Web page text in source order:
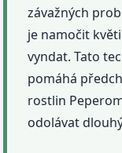
závažných
je namočit
vyndat. Tato
pomáhá
rostlin
odolávat